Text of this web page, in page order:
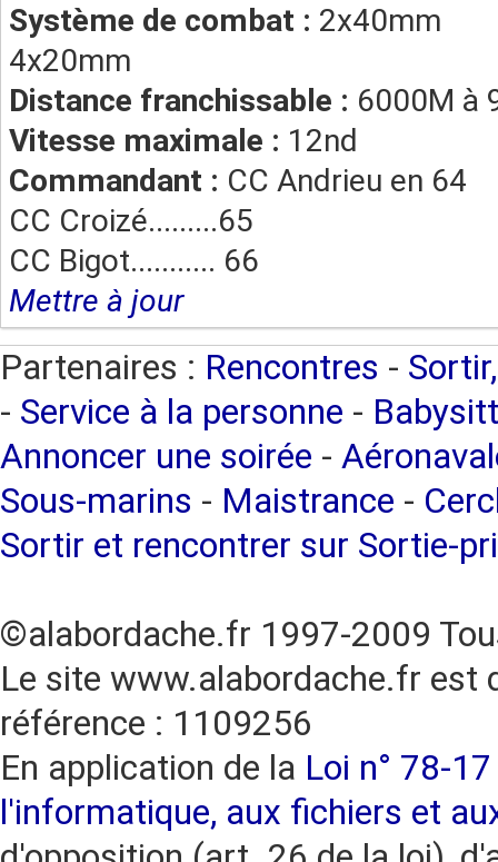
Système de combat : 2x40mm
4x20mm
Distance franchissable : 6000M à
Vitesse maximale : 12nd
Commandant : CC Andrieu en 64
CC Croizé.........65
CC Bigot........... 66
Mettre à jour
Partenaires : Rencontres -
- Service à la personne -
Annoncer une soirée -
Sous-marins - Maistrance -
Sortir et rencontrer sur Sortie-
©alabordache.fr 1997-2009
Le site www.alabordache.fr est
référence : 1109256
En application de la Loi n° 78-
l'informatique, aux fichiers et